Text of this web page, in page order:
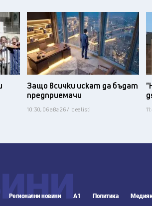
Защо всички искат да бъдат
предприемачи
10:30, 06 авг 26 / Idealisti
Регионални новини А1 Политика